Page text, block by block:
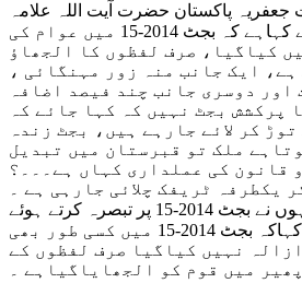
جعفریہ پاکستان حضرت آیت اللہ علامہ
سید ساجدعلی نقوی نے کہاہے کہ بجٹ 2014-15 میں عوام کی
کیاگیا، صرف لفظوں کا الجھاؤ
ایک جانب منہ زور مہنگائی ،
اور دوسری جانب چند فیصد اضافہ
پرکشش بجٹ نہیں کہ کہا جائے کہ
کر لائے جارہے ہیں، بجٹ زندہ
ملک تو قبرستان میں تبدیل
قانون کی عملداری کہاں ہے۔۔۔؟
یکطرفہ ٹریفک چلائی جارہی ہے ۔
ان خیالات کا اظہار انہوں نے بجٹ 2014-15 پر تبصرہ کرتے ہوئے
کیا۔ انہوں نے مزید کہاکہ بجٹ 2014-15 میں کسی طور بھی
ازالہ نہیں کیاگیا صرف لفظوں کے
میں قوم کو الجھایاگیاہے ۔